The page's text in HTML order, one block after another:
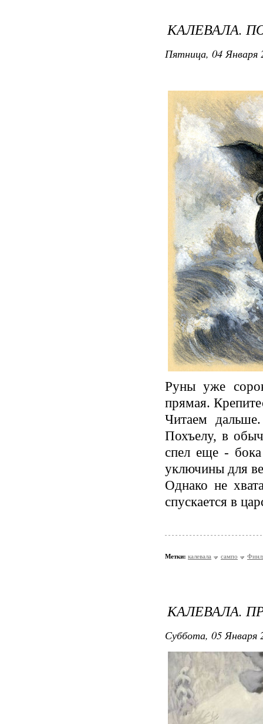
КАЛЕВАЛА.
Пятница, 04 Января
Руны уже
прямая.
Читаем
Похъелу, в
спел еще -
уключины для
Однако не
спускается в
Метки: калевала сампо
КАЛЕВАЛА.
Суббота, 05 Января